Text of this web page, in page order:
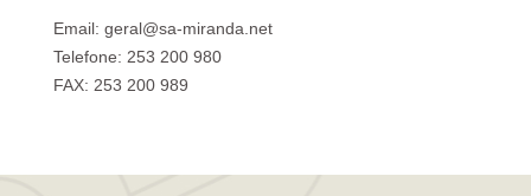
Email: geral@sa-miranda.net
Telefone: 253 200 980
FAX: 253 200 989